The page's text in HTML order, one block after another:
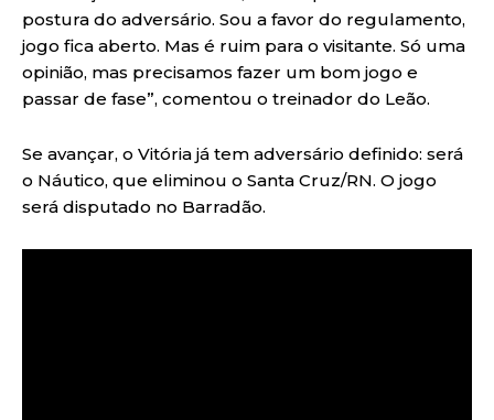
postura do adversário. Sou a favor do regulamento,
jogo fica aberto. Mas é ruim para o visitante. Só uma
opinião, mas precisamos fazer um bom jogo e
passar de fase”, comentou o treinador do Leão.
Se avançar, o Vitória já tem adversário definido: será
o Náutico, que eliminou o Santa Cruz/RN. O jogo
será disputado no Barradão.